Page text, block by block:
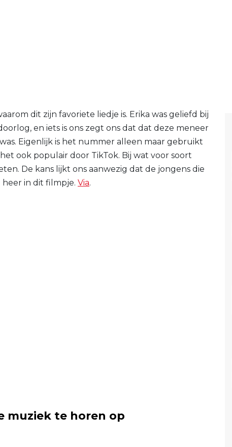
dit zijn favoriete liedje is. Erika was geliefd bij
en iets is ons zegt ons dat dat deze meneer
Eigenlijk is het nummer alleen maar gebruikt
ook populair door TikTok. Bij wat voor soort
De kans lijkt ons aanwezig dat de jongens die
in dit filmpje. Via.
muziek te horen op